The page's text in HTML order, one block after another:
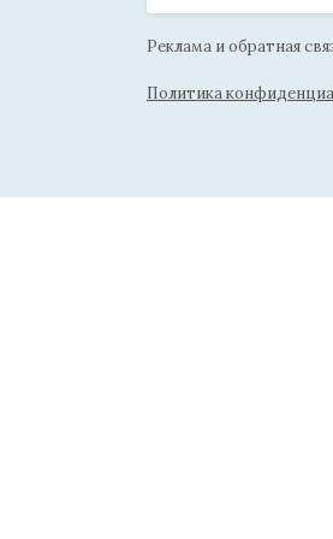
Реклама и обратная
Политика